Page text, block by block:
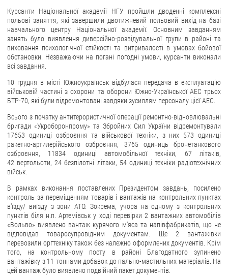
Курсанти Національної академії НГУ пройшли дводенні комплексні
польові заняття, які завершили двотижневий польовий вихід на базі
навчального центру Національної академії. Основним завданням
занять було виявлення диверсійно-розвідувальної групи в районі та
виховання психологічної стійкості та витривалості в умовах бойової
обстановки. Незважаючи на погані погодні умови, курсанти виконали
всі завдання.
10 грудня в місті Южноукраїнськ відбулася передача в експлуатацію
військовій частині з охорони та оборони Южно-Української АЕС трьох
БТР-70, які були відремонтовані завдяки зусиллям персоналу цієї АЕС.
Всього з початку антитерористичної операції ремонтно-відновлювальні
бригади «Укроборонпрому» та Збройних Сил України відремонтували
17653 одиниці озброєння та військової техніки, з них 573 одиниці
ракетно-артилерійського озброєння, 3765 одиниць бронетанкового
озброєння, 11834 одиниці автомобільної техніки, 67 літаків,
42 вертольоти, 24 безпілотні літаки, 54 одиниці техніки радіотехнічних
військ.
В рамках виконання поставлених Президентом завдань, посилено
контроль за переміщенням товарів і вантажів на контрольних пунктах
в'їзду/ виїзду з зони АТО. Зокрема, учора на одному з контрольних
пунктів біля н.п. Артемівськ у ході перевірки 2 вантажних автомобілів
«Вольво» виявлено вантаж курячого м'яса та напівфабрикатів, що не
відповідав товаросупровідним документам. Ще 2 вантажівки
перевозили оргтехніку також без належно оформлених документів. Крім
того, на контрольному посту в районі Благодатного зупинено
вантажівку з 11 тоннами добавок до пально-мастильних матеріалів. На
цей вантаж було виявлено подвійний пакет документів.